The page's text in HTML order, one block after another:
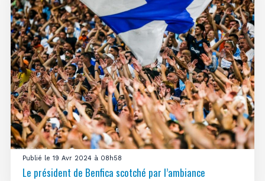
Publié le 19 Avr 2024 à 08h58
Le président de Benfica scotché par l’ambiance